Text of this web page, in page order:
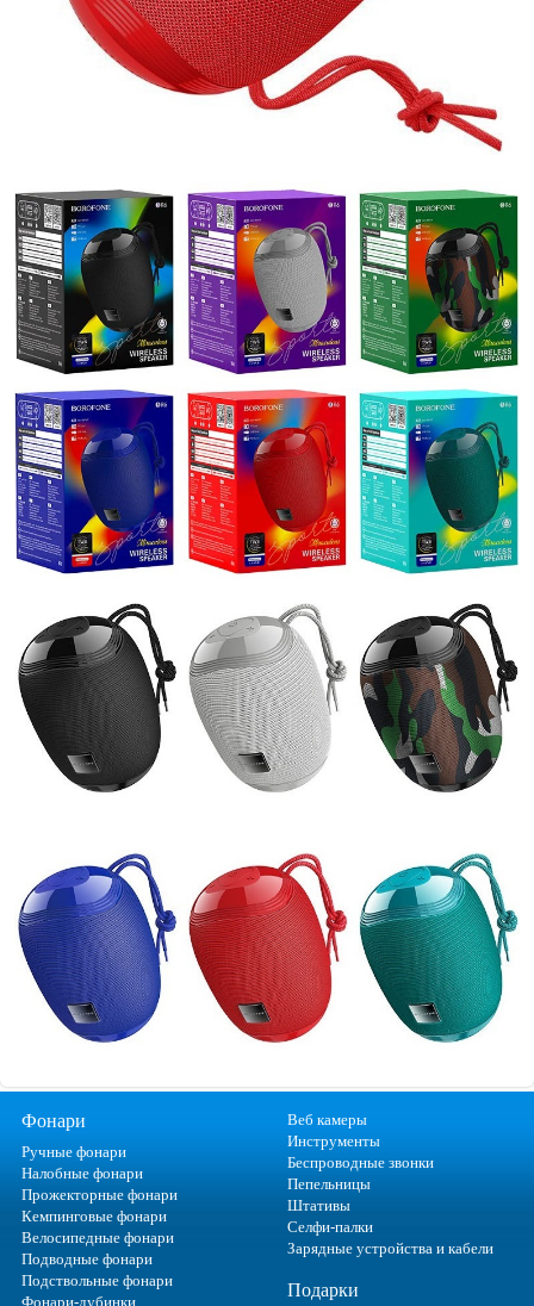
Фонари
Ручные фонари
Налобные фонари
Прожекторные фонари
Кемпинговые фонари
Велосипедные фонари
Подводные фонари
Подствольные фонари
Фонари-дубинки
Веб камеры
Инструменты
Беспроводные звонки
Пепельницы
Штативы
Селфи-палки
Зарядные устройства и кабели
Подарки